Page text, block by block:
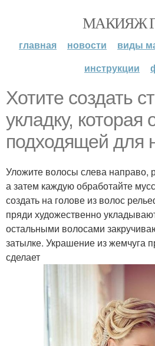
МАКИЯЖ
главная новости виды
инструкции
Хотите создать
укладку, которая
подходящей для
Уложите волосы слева направо,
а затем каждую обработайте
создать на голове из волос
пряди художественно
остальными волосами
затылке. Украшение из жемчуга
сделает